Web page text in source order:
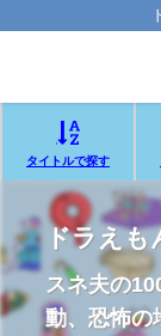
タイトルで探す
ドラえ
スネ夫の
動、恐怖の